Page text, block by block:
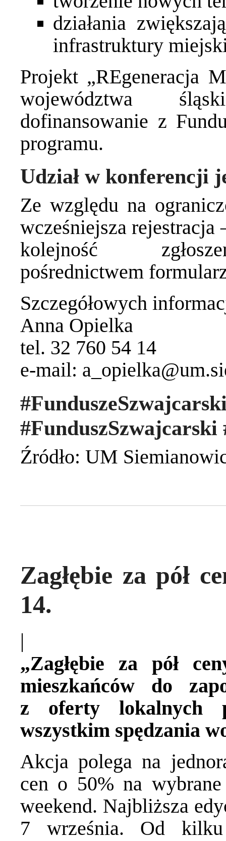
działania
infrastruktury
Projekt „REgeneracja
województwa
dofinansowanie z
programu.
Udział w konferencji
Ze względu na
wcześniejsza
kolejność
pośrednictwem
Szczegółowych
Anna Opielka
tel. 32 760 54 14
e-mail:
Źródło: UM
Zagłębie za pół
14.
|
„Zagłębie za pół
mieszkańców do
z oferty lokalnych
wszystkim spędzania
Akcja polega na
cen o 50% na
weekend. Najbliższa
7 września. Od kilku